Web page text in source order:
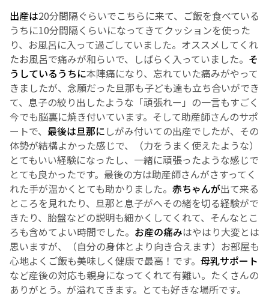
出産は20分間隔ぐらいでこちらに来て、ご飯を食べている
うちに10分間隔くらいになってきてクッションを使った
り、お風呂に入って過ごしていました。 オススメしてくれ
たお風呂で痛みが和らいで、しばらく入っていました。 そ
うしているうちに本陣痛になり、忘れていた痛みがやって
きましたが、念願だった旦那も子ども達も立ち合いができ
て、息子の絞り出したような「頑張れー」の一言もすごく
今でも脳裏に焼き付いています。そして助産師さんのサポ
ートで、 最後は旦那に しがみ付いての出産でしたが、その
体勢が結構よかった感じで、（力をうまく使えたような）
とてもいい経験になったし、一緒に頑張ったような感じで
とても良かったです。 最後の方は助産師さんがさすってく
れた手が温かくとても助かりました。 赤ちゃんが出て来る
ところを見れたり、旦那と息子がへその緒を切る経験がで
きたり、胎盤などの説明も細かくしてくれて、そんなとこ
ろも含めてよい時間でした。 お産の痛みはやはり大変とは
思いますが、（自分の身体とより向き合えます） お部屋も
心地よくご飯も美味しく健康で最高！です。 母乳サポート
など産後の対応も親身になってくれて有難い。たくさんの
ありがとう。が溢れてきます。とても好きな場所です。
医師プロフィール
English Page